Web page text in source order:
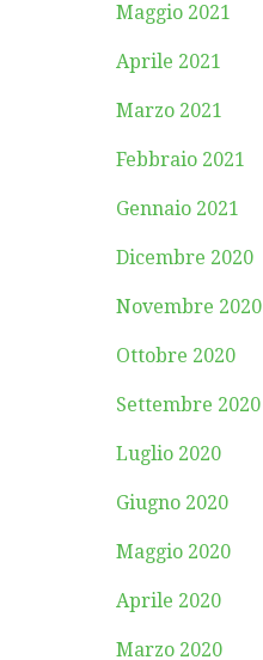
Maggio 2021
Aprile 2021
Marzo 2021
Febbraio 2021
Gennaio 2021
Dicembre 2020
Novembre 2020
Ottobre 2020
Settembre 2020
Luglio 2020
Giugno 2020
Maggio 2020
Aprile 2020
Marzo 2020